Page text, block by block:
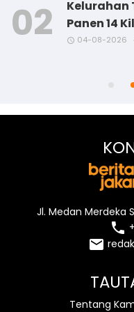
access_time
Kelurahan
Panen 14
access_time 04-08-2026
access_time
access_time
Jl. Medan Merdeka
local_phone
email
Tentang